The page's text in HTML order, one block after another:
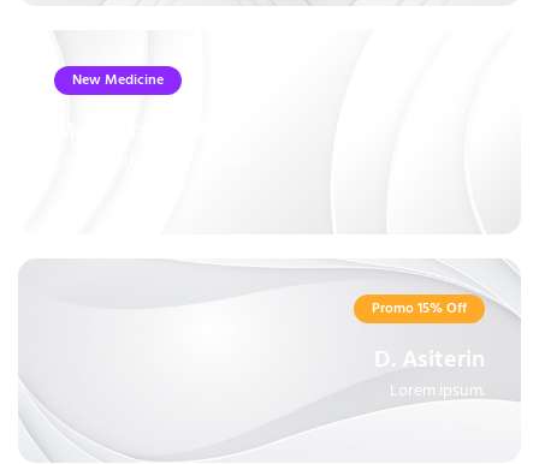
New Medicine
Promo 15% Off
D. Asiterin
Lorem ipsum.